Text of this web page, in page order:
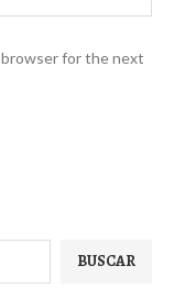
browser for the next
BUSCAR